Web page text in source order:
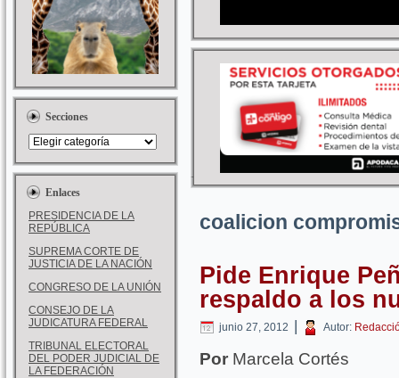
Secciones
Enlaces
PRESIDENCIA DE LA
REPÚBLICA
SUPREMA CORTE DE
JUSTICIA DE LA NACIÓN
CONGRESO DE LA UNIÓN
CONSEJO DE LA
JUDICATURA FEDERAL
TRIBUNAL ELECTORAL
DEL PODER JUDICIAL DE
LA FEDERACIÓN
coalicion
Pide Enrique
respaldo a los
junio 27, 2012 | Autor:
Por Marcela Cortés